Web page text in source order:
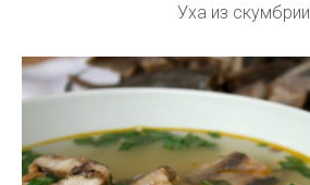
Уха из скумбрии